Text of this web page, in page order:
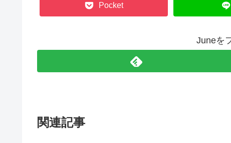
Pocket
Juneを
関連記事